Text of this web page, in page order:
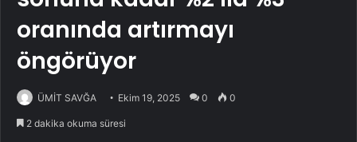
oranında artırmayı
öngörüyor
ÜMİT SAVĞA Ekim 19, 2025 0 0
2 dakika okuma süresi